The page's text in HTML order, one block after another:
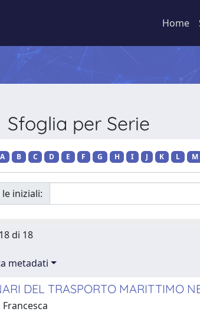
Home
Sfoglia per Serie
A B C D E F G H I J K L M
iniziali:
di 18
metadati
DEL TRASPORTO MARITTIMO